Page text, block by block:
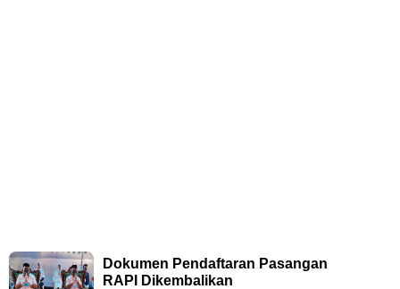
Dokumen Pendaftaran Pasangan
RAPI Dikembalikan